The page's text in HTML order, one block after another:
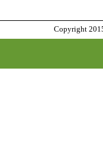
Copyright